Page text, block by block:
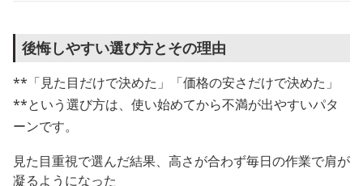
後悔しやすい選び方とその理由
**「見た目だけで決めた」「価格の安さだけで決めた」
**という選び方は、使い始めてから不満が出やすいパタ
ーンです。
見た目重視で選んだ結果、高さが合わず毎日の作業で肩が
凝るようになった